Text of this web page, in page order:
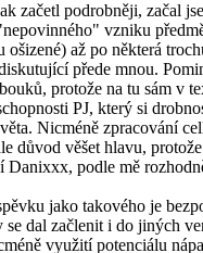
začetl podrobněji, začal
vzniku
ošizené) až po některá
přede mnou.
protože na tu sám v
PJ, který si
Nicméně zpracování
důvod věšet hlavu,
Danixxx, podle mě
jako takového je
se dal začlenit i do jiných
využití potenciálu